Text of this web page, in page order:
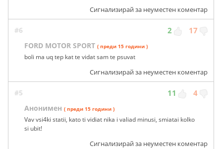
Сигнализирай за неуместен коментар
#6 2 17
FORD MOTOR SPORT ( преди 15 години )
boli ma uq tep kat te vidat sam te psuvat
Сигнализирай за неуместен коментар
#5 11 4
Анонимен ( преди 15 години )
Vav vsi4ki statii, kato ti vidiat nika i valiad minusi, smiatai kolko
si ubit!
Сигнализирай за неуместен коментар